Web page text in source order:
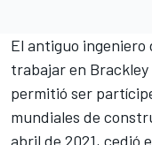
El antiguo ingeniero
trabajar en Brackley
permitió ser
mundiales de
abril de 2021, cedió